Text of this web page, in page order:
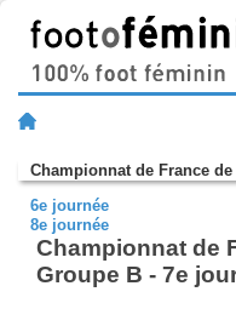
Championnat de France de
6e journée
8e journée
Championnat de
Groupe B - 7e